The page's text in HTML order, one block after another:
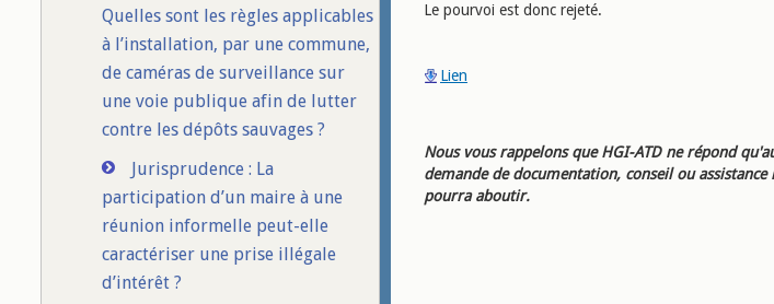
Quelles sont les règles applicables
à l’installation, par une commune,
de caméras de surveillance sur
une voie publique afin de lutter
contre les dépôts sauvages ?
Jurisprudence : La
participation d’un maire à une
réunion informelle peut-elle
caractériser une prise illégale
d’intérêt ?
Le pourvoi est donc rejeté.
Lien
Nous vous rappelons que HGI-ATD ne répond
demande de documentation, conseil ou
pourra aboutir.